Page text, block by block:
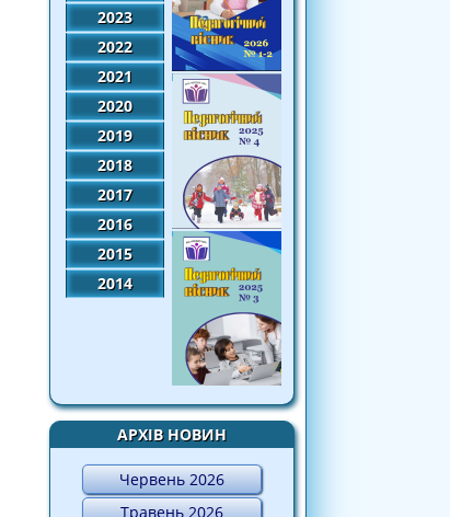
2023
2022
2021
2020
2019
2018
2017
2016
2015
2014
АРХІВ НОВИН
Червень 2026
Травень 2026